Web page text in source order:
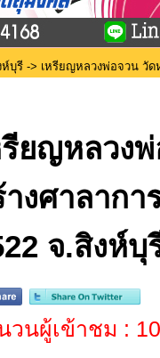
ห์บุรี -> เหรียญหลวงพ่อจวน วัด
รียญหลวง
างศาลาก
จ.สิงห์
วนผู้เข้าชม :